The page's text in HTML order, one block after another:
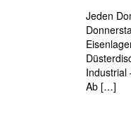
Jeden
Industrial
Ab […]